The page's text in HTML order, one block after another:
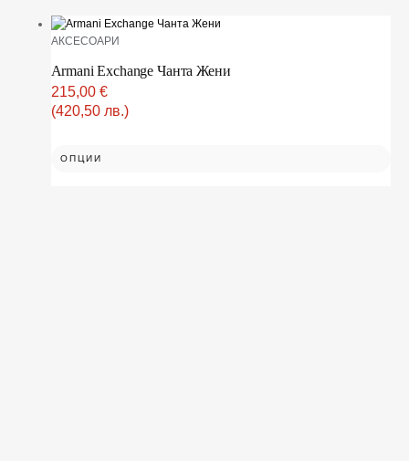
АКСЕСОАРИ
Armani Exchange Чанта Жени
215,00 €
(420,50 лв.)
ОПЦИИ